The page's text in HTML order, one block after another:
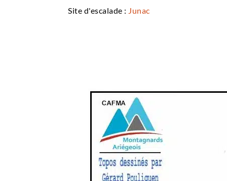
Site d'escalade : Junac